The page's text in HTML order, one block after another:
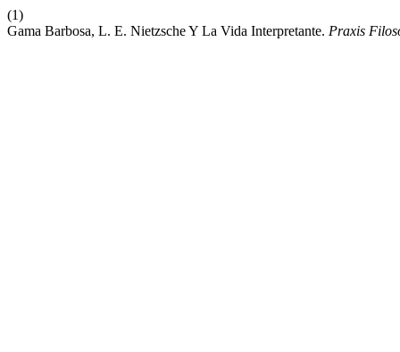
(1)
Gama Barbosa, L. E. Nietzsche Y La Vida Interpretante. Praxis